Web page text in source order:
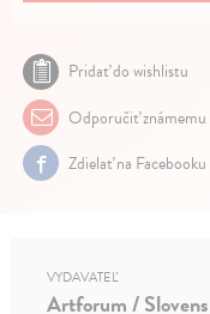
Pridať do wishlistu
Odporučiť známemu
Zdielať na Facebooku
VYDAVATEĽ
Artforum /